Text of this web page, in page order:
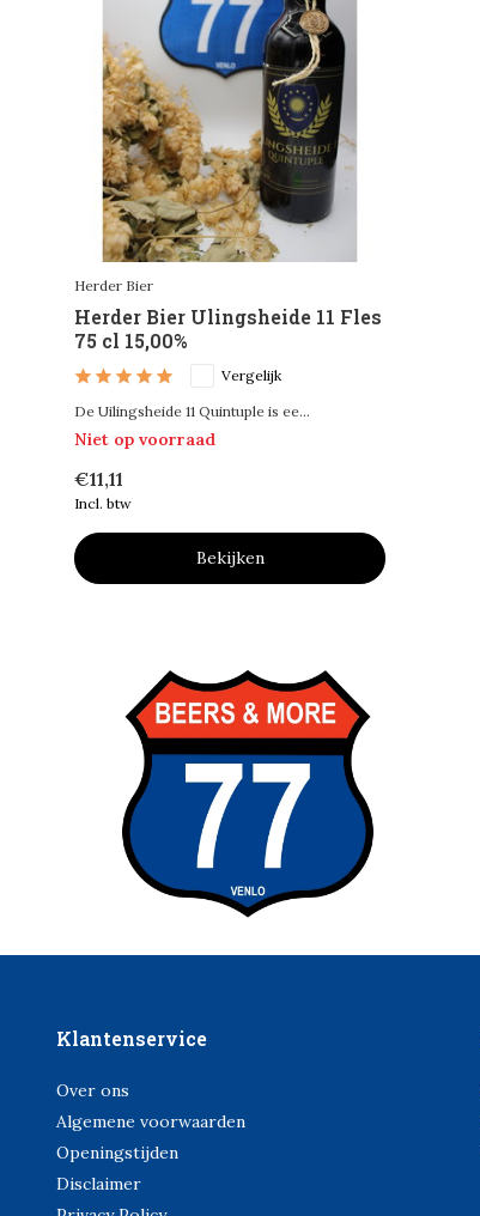
Herder Bier
Herder Bier Ulingsheide 11 Fles
75 cl 15,00%
Vergelijk
De Uilingsheide 11 Quintuple is ee...
Niet op voorraad
€11,11
Incl. btw
Bekijken
Klantenservice
Over ons
Algemene voorwaarden
Openingstijden
Disclaimer